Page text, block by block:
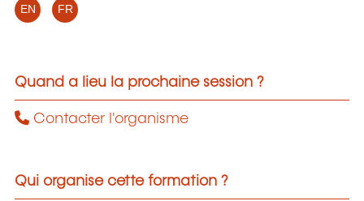
EN FR
Quand a lieu la prochaine session ?
Contacter l'organisme
Qui organise cette formation ?